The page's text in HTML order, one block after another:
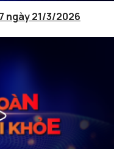
ngày 21/3/2026